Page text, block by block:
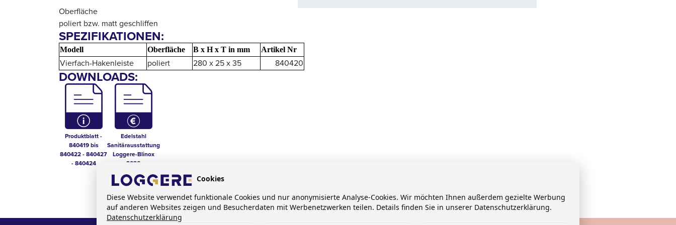
Oberfläche
poliert bzw. matt geschliffen
SPEZIFIKATIONEN:
Modell Oberfläche B x H x T in mm Artikel Nr
Vierfach-Hakenleiste poliert 280 x 25 x 35 840420
DOWNLOADS:
Produktblatt -
840419 bis
840422 - 840427
- 840424
Edelstahl
Sanitärausstattung
Loggere-Blinox
2026
Cookies
Diese Website verwendet funktionale Cookies und nur anonymisierte Analyse-Cookies. Wir möchten Ihnen außerdem gezielte Werbung
auf anderen Websites zeigen und Besucherdaten mit Werbenetzwerken teilen. Details finden Sie in unserer Datenschutzerklärung.
Datenschutzerklärung